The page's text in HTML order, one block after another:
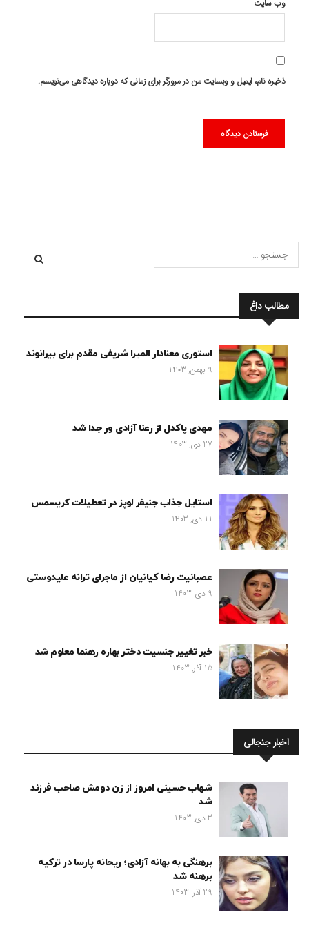
وب‌ سایت
ذخیره نام، ایمیل و وبسایت من در مرورگر برای زمانی که دوباره دیدگاهی می‌نویسم.
مطالب داغ
استوری معنادار المیرا شریفی مقدم برای بیرانوند
9 بهمن, 1403
مهدی پاکدل از رعنا آزادی ور جدا شد
27 دی, 1403
استایل جذاب جنیفر لوپز در تعطیلات کریسمس
11 دی, 1403
عصبانیت رضا کیانیان از ماجرای ترانه علیدوستی
9 دی, 1403
خبر تغییر جنسیت دختر بهاره رهنما معلوم شد
15 آذر, 1403
اخبار جنجالی
شهاب حسینی امروز از زن دومش صاحب فرزند
شد
3 دی, 1403
برهنگی به بهانه آزادی؛ ریحانه پارسا در ترکیه
برهنه شد
29 آذر, 1403